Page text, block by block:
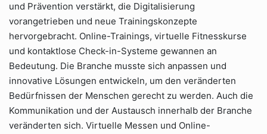
und Prävention verstärkt, die Digitalisierung
vorangetrieben und neue Trainingskonzepte
hervorgebracht. Online-Trainings, virtuelle Fitnesskurse
und kontaktlose Check-in-Systeme gewannen an
Bedeutung. Die Branche musste sich anpassen und
innovative Lösungen entwickeln, um den veränderten
Bedürfnissen der Menschen gerecht zu werden. Auch die
Kommunikation und der Austausch innerhalb der Branche
veränderten sich. Virtuelle Messen und Online-